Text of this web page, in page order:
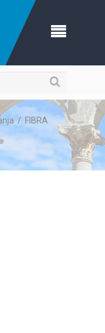
Pretraga
/ FIBRA